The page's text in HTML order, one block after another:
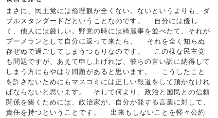
まさに、民主党には倫理観が全くない。ないというよりも、ダ
ブルスタンダードだということなのです。 自分には優し
く、他人には厳しい。野党の時には綺麗事を並べたて、それが
ブーメランとして自分に返って来たら、 それを全く知らぬ
存ぜぬで過ごしてしまうつもりなのです。 この様な民主党
も問題ですが、あえて申し上げれば、彼らの言い訳に納得して
しまう方にもやはり問題があると思います。 こうしたこと
を許さないためにもマスコミには正しい報道をして頂かなけれ
ばならないと思います。 そして何より、政治と国民との信頼
関係を築くためには、政治家が、自分が発する言葉に対して、
責任を持つということです。 出来もしないことを軽々公約